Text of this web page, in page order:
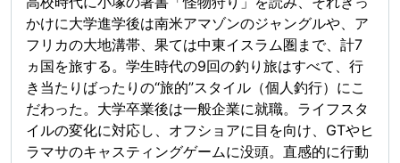
かけに大学進学後は南米アマゾンのジャングルや、ア
フリカの大地溝帯、果ては中東イスラム圏まで、計7
ヵ国を旅する。学生時代の9回の釣り旅はすべて、行
き当たりばったりの“旅的”スタイル（個人釣行）にこ
だわった。大学卒業後は一般企業に就職。ライフスタ
イルの変化に対応し、オフショアに目を向け、GTやヒ
ラマサのキャスティングゲームに没頭。直感的に行動